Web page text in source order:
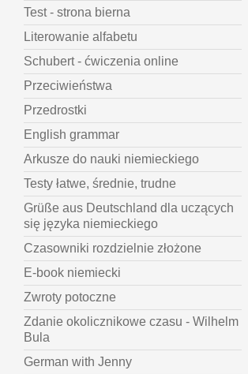
Test - strona bierna
Literowanie alfabetu
Schubert - ćwiczenia online
Przeciwieństwa
Przedrostki
English grammar
Arkusze do nauki niemieckiego
Testy łatwe, średnie, trudne
Grüße aus Deutschland dla uczących
się języka niemieckiego
Czasowniki rozdzielnie złożone
E-book niemiecki
Zwroty potoczne
Zdanie okolicznikowe czasu - Wilhelm
Bula
German with Jenny